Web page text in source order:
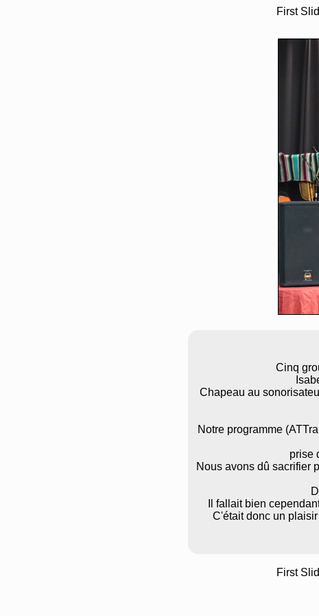
First
Cinq
Chapeau au
Notre programme
prise
Nous avons dû sacrifier
Il fallait bien
C'était donc un
First